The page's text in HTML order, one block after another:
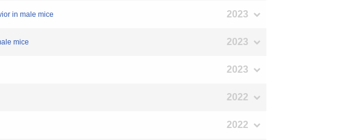
in male mice 2023
mice 2023
2023
2022
2022